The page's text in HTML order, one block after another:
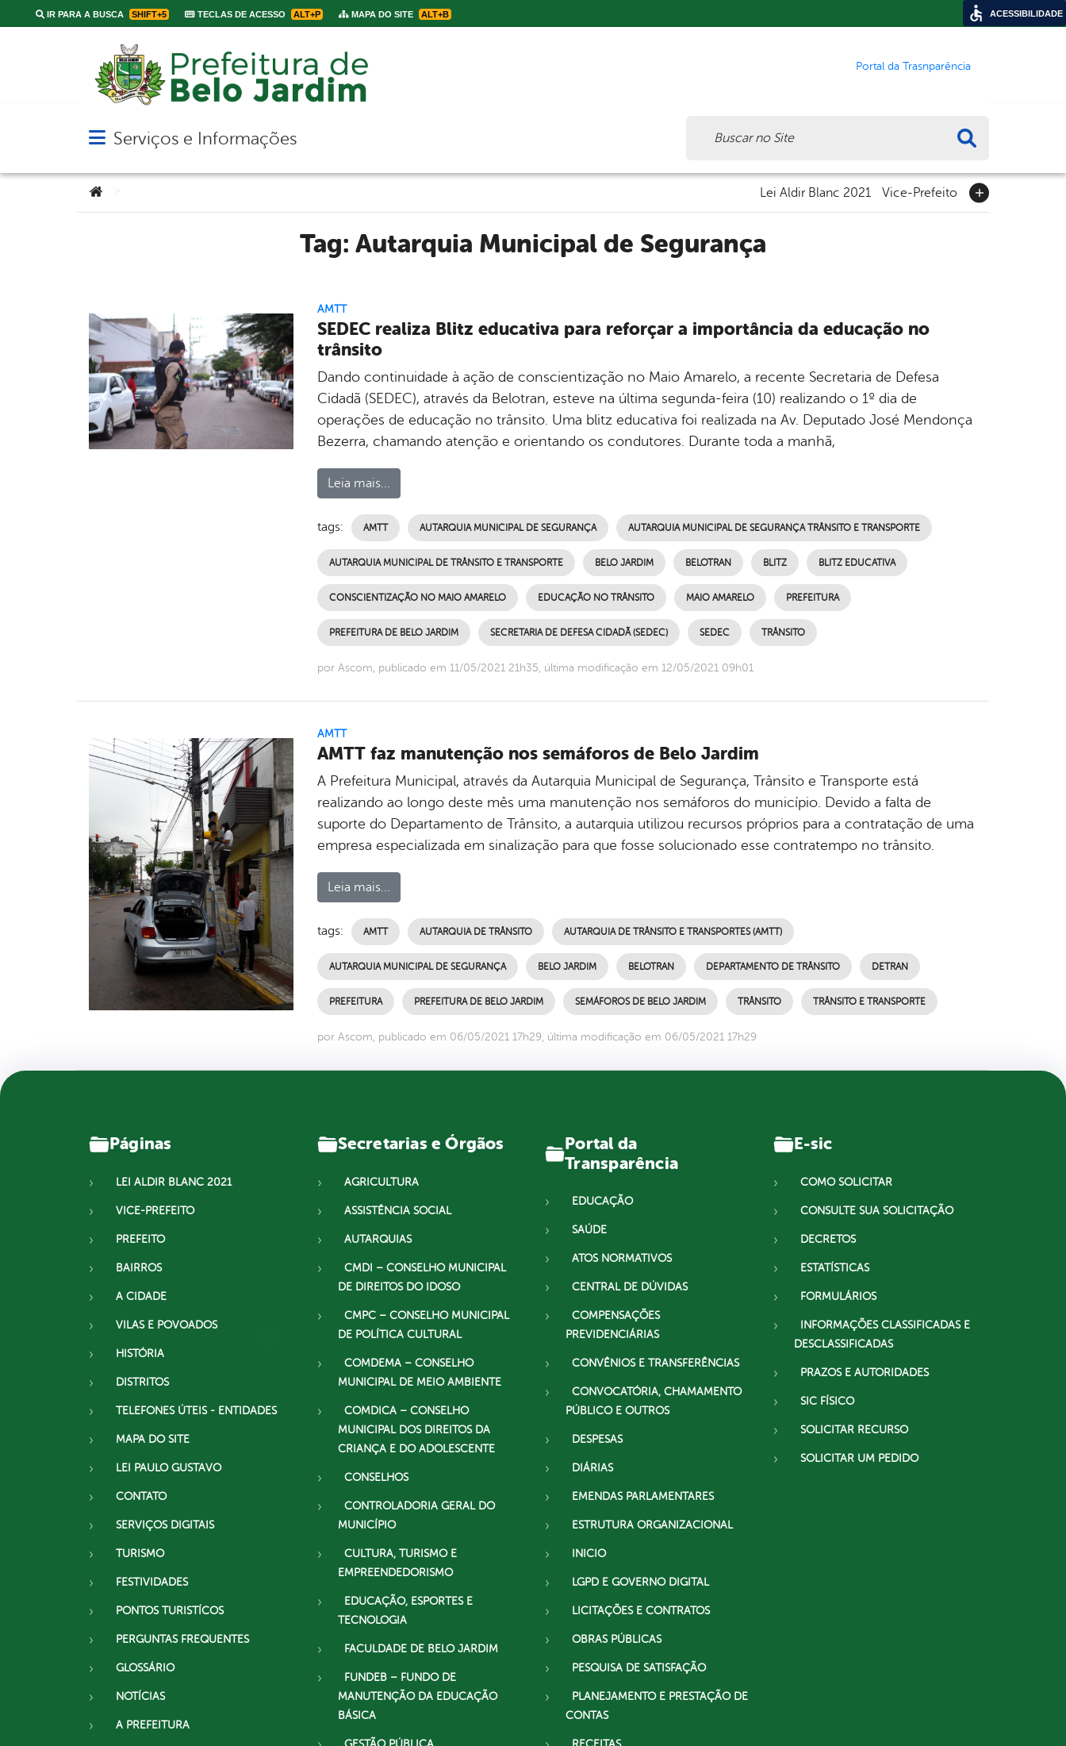
IR PARA A BUSCA SHIFT+5 TECLAS DE ACESSO ALT+P MAPA DO SITE ALT+B
Portal da Trasnparência
Abrir menu principal de navegação
Serviços e Informações
Você está aqui: Lei Aldir Blanc 2021 Vice-Prefeito
Tag: Autarquia Municipal de Segurança
AMTT
SEDEC realiza Blitz educativa para reforçar a importância da educação no
trânsito
Dando continuidade à ação de conscientização no Maio Amarelo, a recente Secretaria de Defesa
Cidadã (SEDEC), através da Belotran, esteve na última segunda-feira (10) realizando o 1º dia de
operações de educação no trânsito. Uma blitz educativa foi realizada na Av. Deputado José Mendonça
Bezerra, chamando atenção e orientando os condutores. Durante toda a manhã,
Leia mais...
tags: AMTT AUTARQUIA MUNICIPAL DE SEGURANÇA AUTARQUIA MUNICIPAL DE SEGURANÇA TRÂNSITO E TRANSPORTE
AUTARQUIA MUNICIPAL DE TRÂNSITO E TRANSPORTE BELO JARDIM BELOTRAN BLITZ BLITZ EDUCATIVA
CONSCIENTIZAÇÃO NO MAIO AMARELO EDUCAÇÃO NO TRÂNSITO MAIO AMARELO PREFEITURA
PREFEITURA DE BELO JARDIM SECRETARIA DE DEFESA CIDADÃ (SEDEC) SEDEC TRÂNSITO
por Ascom, publicado em 11/05/2021 21h35, última modificação em 12/05/2021 09h01
AMTT
AMTT faz manutenção nos semáforos de Belo Jardim
A Prefeitura Municipal, através da Autarquia Municipal de Segurança, Trânsito e Transporte está
realizando ao longo deste mês uma manutenção nos semáforos do município. Devido a falta de
suporte do Departamento de Trânsito, a autarquia utilizou recursos próprios para a contratação de uma
empresa especializada em sinalização para que fosse solucionado esse contratempo no trânsito.
Leia mais...
tags: AMTT AUTARQUIA DE TRÂNSITO AUTARQUIA DE TRÂNSITO E TRANSPORTES (AMTT)
AUTARQUIA MUNICIPAL DE SEGURANÇA BELO JARDIM BELOTRAN DEPARTAMENTO DE TRÂNSITO DETRAN
PREFEITURA PREFEITURA DE BELO JARDIM SEMÁFOROS DE BELO JARDIM TRÂNSITO TRÂNSITO E TRANSPORTE
por Ascom, publicado em 06/05/2021 17h29, última modificação em 06/05/2021 17h29
Páginas
LEI ALDIR BLANC 2021
VICE-PREFEITO
PREFEITO
BAIRROS
A CIDADE
VILAS E POVOADOS
HISTÓRIA
DISTRITOS
TELEFONES ÚTEIS - ENTIDADES
MAPA DO SITE
LEI PAULO GUSTAVO
CONTATO
SERVIÇOS DIGITAIS
TURISMO
FESTIVIDADES
PONTOS TURISTÍCOS
PERGUNTAS FREQUENTES
GLOSSÁRIO
NOTÍCIAS
A PREFEITURA
Secretarias e Órgãos
AGRICULTURA
ASSISTÊNCIA SOCIAL
AUTARQUIAS
CMDI – CONSELHO MUNICIPAL
DE DIREITOS DO IDOSO
CMPC – CONSELHO MUNICIPAL
DE POLÍTICA CULTURAL
COMDEMA – CONSELHO
MUNICIPAL DE MEIO AMBIENTE
COMDICA – CONSELHO
MUNICIPAL DOS DIREITOS DA
CRIANÇA E DO ADOLESCENTE
CONSELHOS
CONTROLADORIA GERAL DO
MUNICÍPIO
CULTURA, TURISMO E
EMPREENDEDORISMO
EDUCAÇÃO, ESPORTES E
TECNOLOGIA
FACULDADE DE BELO JARDIM
FUNDEB – FUNDO DE
MANUTENÇÃO DA EDUCAÇÃO
BÁSICA
Portal da
Transparência
EDUCAÇÃO
SAÚDE
ATOS NORMATIVOS
CENTRAL DE DÚVIDAS
COMPENSAÇÕES
PREVIDENCIÁRIAS
CONVÊNIOS E TRANSFERÊNCIAS
CONVOCATÓRIA, CHAMAMENTO
PÚBLICO E OUTROS
DESPESAS
DIÁRIAS
EMENDAS PARLAMENTARES
ESTRUTURA ORGANIZACIONAL
INICIO
LGPD E GOVERNO DIGITAL
LICITAÇÕES E CONTRATOS
OBRAS PÚBLICAS
PESQUISA DE SATISFAÇÃO
PLANEJAMENTO E PRESTAÇÃO DE
CONTAS
E-sic
COMO SOLICITAR
CONSULTE SUA SOLICITAÇÃO
DECRETOS
ESTATÍSTICAS
FORMULÁRIOS
INFORMAÇÕES CLASSIFICADAS E
DESCLASSIFICADAS
PRAZOS E AUTORIDADES
SIC FÍSICO
SOLICITAR RECURSO
SOLICITAR UM PEDIDO
ACESSIBILIDADE